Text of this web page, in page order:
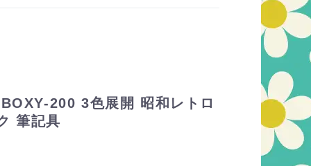
200 3色展開 昭和レトロ
筆記具